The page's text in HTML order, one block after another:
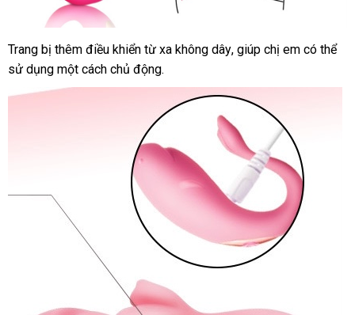
Trang bị thêm điều khiển từ xa không dâyvệ
, giúp chị em ở
có thể
sử dụng một cách chủ động.